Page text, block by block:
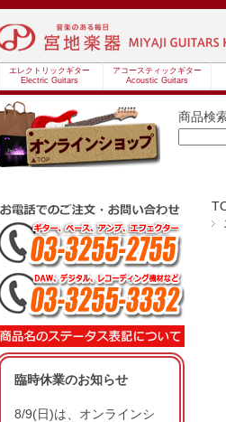
エレクトリックギター
Electric Guitars
アコースティックギター
Acoustic Guitars
商品検
臨時休業のお知らせ
8/9(日)は、オンラインシ